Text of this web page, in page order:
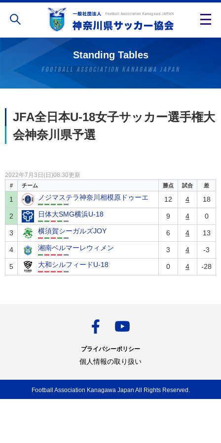
Standing Tables
JFA全日本U-18女子サッカー選手権大
会神奈川県予選
2022年7月3日(日)08:30更新
# チーム 勝点 試合 差
1 ノジマステラ神奈川相模原ドゥーエ 12 4 18
2 日体大SMG横浜U-18 9 4 0
3 横須賀シーガルズJOY 6 4 13
4 湘南ベルマーレウィメン 3 4 -3
5 大和シルフィードU-18 0 4 -28
プライバシーポリシー
個人情報の取り扱い
Football Association Kanagawa Japan All Rights Reserved.